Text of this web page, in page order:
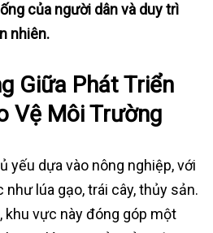
của người dân và duy trì
nhiên.
Giữa Phát Triển
Vệ Môi Trường
yếu dựa vào nông nghiệp, với
lúa gạo, trái cây, thủy sản.
khu vực này đóng góp một